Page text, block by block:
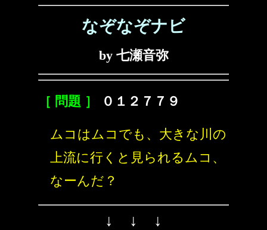
なぞなぞナビ
by 七瀬音弥
［ 問題 ］ ０１２７７９
ムコはムコでも、大きな川の
上流に行くと見られるムコ、
なーんだ？
↓ ↓ ↓